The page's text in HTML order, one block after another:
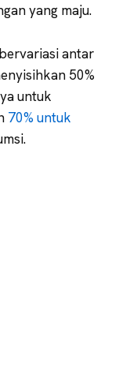
yang maju.
antar
50%
untuk
70% untuk